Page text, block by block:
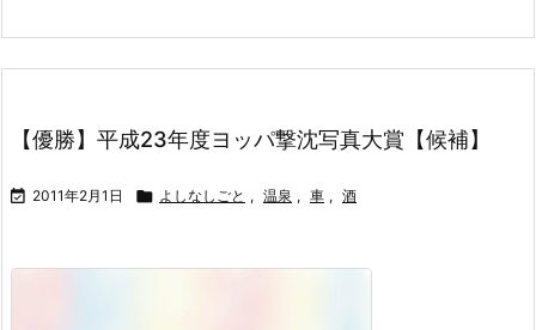
【優勝】平成23年度ヨッパ撃沈写真大賞【候補】
 2011年2月1日  よしなしごと , 温泉 , 車 , 酒